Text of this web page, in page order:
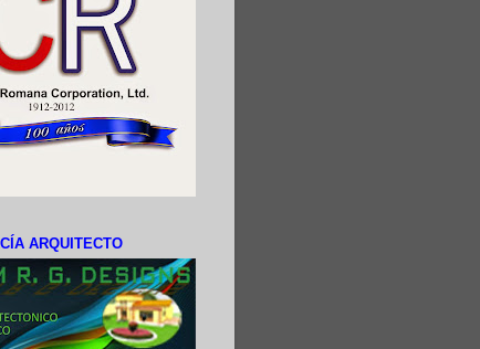
ARQUITECTO